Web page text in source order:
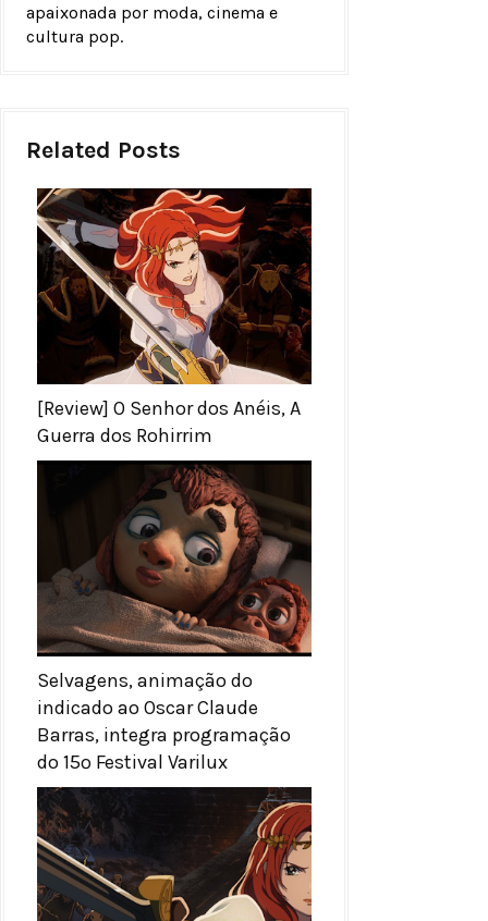
apaixonada por moda, cinema e
cultura pop.
Related Posts
[Review] O Senhor dos Anéis, A
Guerra dos Rohirrim
Selvagens, animação do
indicado ao Oscar Claude
Barras, integra programação
do 15º Festival Varilux